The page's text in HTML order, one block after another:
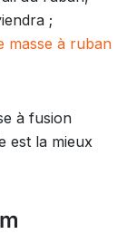
;
masse à ruban
à fusion
est la mieux